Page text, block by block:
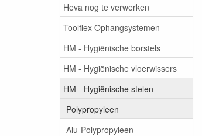
Heva nog te verwerken
Toolflex Ophangsystemen
HM - Hygiënische borstels
HM - Hygiënische vloerwissers
HM - Hygiënische stelen
Polypropyleen
Alu-Polypropyleen